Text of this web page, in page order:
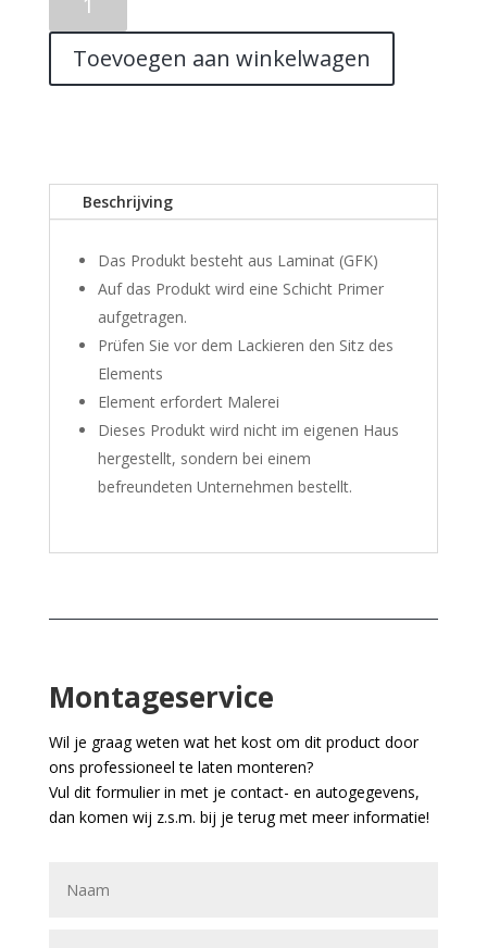
BUMPER
MASERATI
4200
GT
aantal
Toevoegen aan winkelwagen
Beschrijving
Das Produkt besteht aus Laminat (GFK)
Auf das Produkt wird eine Schicht Primer
aufgetragen.
Prüfen Sie vor dem Lackieren den Sitz des
Elements
Element erfordert Malerei
Dieses Produkt wird nicht im eigenen Haus
hergestellt, sondern bei einem
befreundeten Unternehmen bestellt.
Montageservice
Wil je graag weten wat het kost om dit product door
ons professioneel te laten monteren?
Vul dit formulier in met je contact- en autogegevens,
dan komen wij z.s.m. bij je terug met meer informatie!